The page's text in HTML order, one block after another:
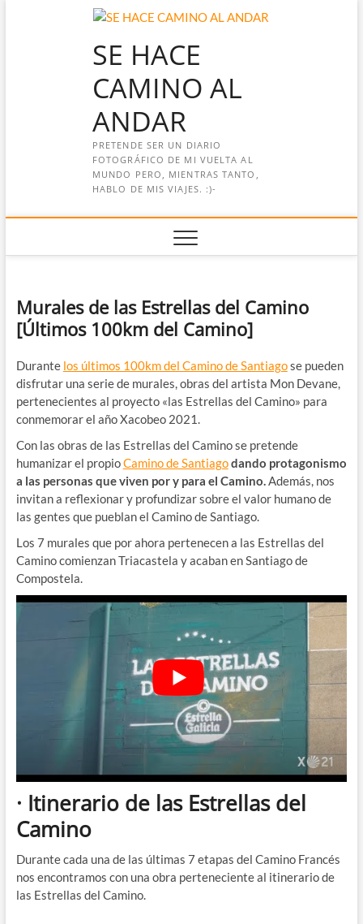
SE HACE
CAMINO AL
ANDAR
PRETENDE SER UN DIARIO
FOTOGRÁFICO DE MI VUELTA AL
MUNDO PERO, MIENTRAS TANTO,
HABLO DE MIS VIAJES. :)-
Murales de las Estrellas del Camino
[Últimos 100km del Camino]
Durante los últimos 100km del Camino de Santiagose pueden
disfrutar una serie de murales, obras del artista Mon Devane,
pertenecientes al proyecto «las Estrellas del Camino» para
conmemorar el año Xacobeo 2021.
Con las obras de las Estrellas del Camino se pretende
humanizar el propioCamino de Santiagodando protagonismo
a las personas que viven por y para el Camino.Además, nos
invitan a reflexionar y profundizar sobre el valor humano de
las gentes que pueblan el Camino de Santiago.
Los 7 murales que por ahora pertenecen a las Estrellas del
Camino comienzan Triacastela y acaban en Santiago de
Compostela.
· Itinerario de las Estrellas del
Camino
Durante cada una de las últimas 7 etapas del Camino Francés
nos encontramos con una obra perteneciente al itinerario de
las Estrellas del Camino.